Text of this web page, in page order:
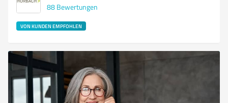
88 Bewertungen
VON KUNDEN EMPFOHLEN